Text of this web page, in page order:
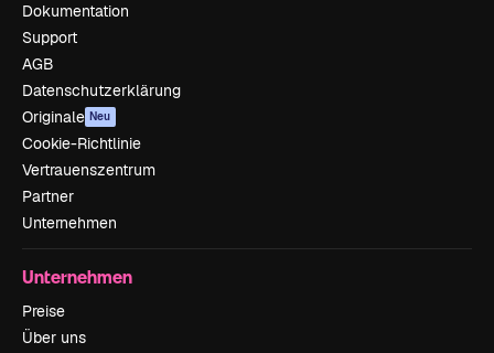
Dokumentation
Support
AGB
Datenschutzerklärung
Originale Neu
Cookie-Richtlinie
Vertrauenszentrum
Partner
Unternehmen
Unternehmen
Preise
Über uns